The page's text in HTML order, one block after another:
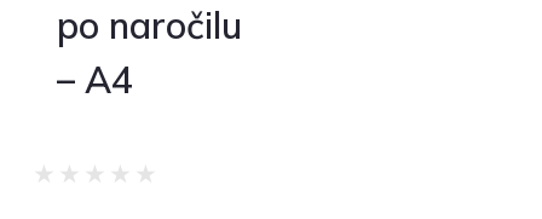
po naročilu
– A4
★ ★ ★ ★ ★